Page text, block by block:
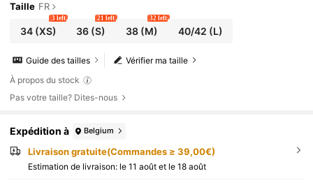
Taille FR
34(XS)
3 left
36 (S)
21 left
38(M)
32 left
40/42 (L)
Vérifier ma taille
Guide des tailles
À propos du stock
Pas votre taille? Dites-nous
Expédition à Belgium
Livraison gratuite(Commandes ≥ 39,00€)
Estimation de livraison: le 11 août et le 18 août